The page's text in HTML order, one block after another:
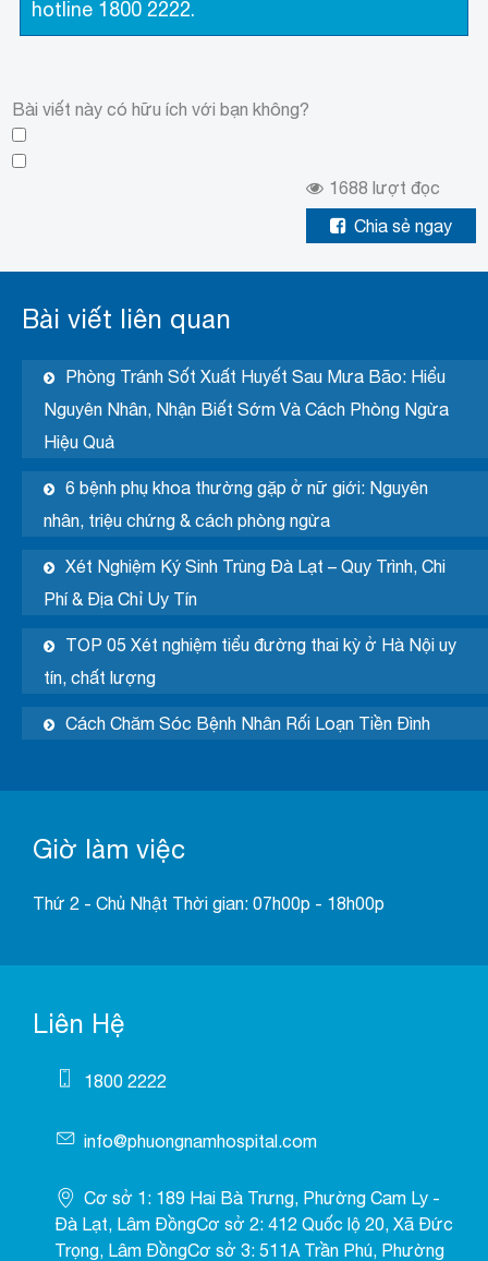
hotline 1800 2222.
Bài viết này có hữu ích với bạn không?
1688 lượt đọc
Chia sẻ ngay
Bài viết liên quan
Phòng Tránh Sốt Xuất Huyết Sau Mưa Bão: Hiểu
Nguyên Nhân, Nhận Biết Sớm Và Cách Phòng Ngừa
Hiệu Quả
6 bệnh phụ khoa thường gặp ở nữ giới: Nguyên
nhân, triệu chứng & cách phòng ngừa
Xét Nghiệm Ký Sinh Trùng Đà Lạt – Quy Trình, Chi
Phí & Địa Chỉ Uy Tín
TOP 05 Xét nghiệm tiểu đường thai kỳ ở Hà Nội uy
tín, chất lượng
Cách Chăm Sóc Bệnh Nhân Rối Loạn Tiền Đình
Giờ làm việc
Thứ 2 - Chủ Nhật Thời gian: 07h00p - 18h00p
Liên Hệ
1800 2222
info@phuongnamhospital.com
Cơ sở 1: 189 Hai Bà Trưng, Phường Cam Ly -
Đà Lạt, Lâm ĐồngCơ sở 2: 412 Quốc lộ 20, Xã Đức
Trọng, Lâm ĐồngCơ sở 3: 511A Trần Phú, Phường